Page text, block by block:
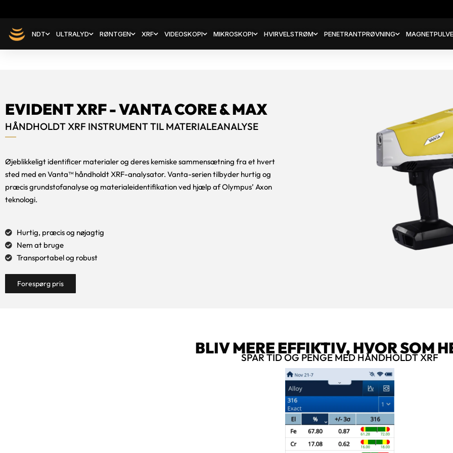
NDT ULTRALYD RØNTGEN XRF VIDEOSKOPI MIKROSKOPI HVIRVELSTRØM PENETRANTPRØVNING
EVIDENT XRF - VANTA CORE & MAX
HÅNDHOLDT XRF INSTRUMENT TIL MATERIALEANALYSE
Øjeblikkeligt identificer materialer og deres kemiske sammensætning fra et hvert
sted med en Vanta™ håndholdt XRF-analysator. Vanta-serien tilbyder hurtig og
præcis grundstofanalyse og materialeidentifikation ved hjælp af Olympus’ Axon
teknologi.
Hurtig, præcis og nøjagtig
Nem at bruge
Transportabel og robust
Forespørg pris
BLIV MERE EFFIKTIV, HVOR SOM
SPAR TID OG PENGE MED HÅNDHOLDT XRF